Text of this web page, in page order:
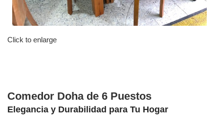
Click to enlarge
Comedor Doha de 6 Puestos
Elegancia y Durabilidad para Tu Hogar